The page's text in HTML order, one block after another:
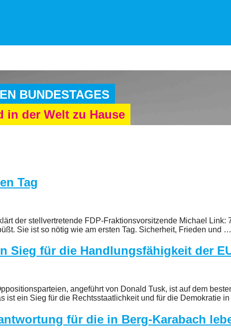
BUNDESTAGES
in der Welt zu Hause
Tag
der stellvertretende FDP-Fraktionsvorsitzende Michael
Sie ist so nötig wie am ersten Tag. Sicherheit, Frieden und …
Sieg für die Handlungsfähigkeit der
angeführt von Donald Tusk, ist auf dem
ist ein Sieg für die Rechtsstaatlichkeit und für die Demokratie
für die in Berg-Karabach